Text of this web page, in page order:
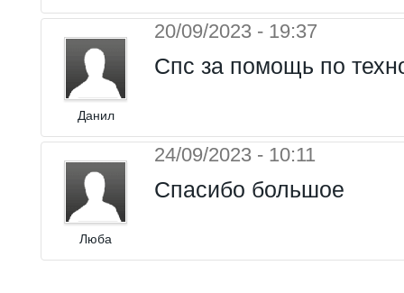
Данил
20/09/2023 - 19:37
Спс за помощь по
Люба
24/09/2023 - 10:11
Спасибо большое